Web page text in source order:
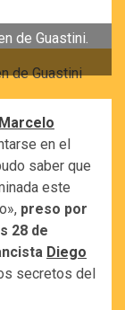
de Guastini.
Marcelo
en el
saber que
este
preso por
28 de
Diego
secretos del